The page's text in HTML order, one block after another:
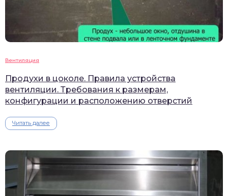
Вентиляция
Продухи в цоколе. Правила устройства
вентиляции. Требования к размерам,
конфигурации и расположению отверстий
Читать далее